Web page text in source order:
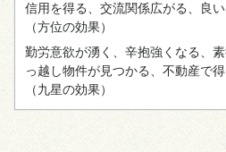
信用を得る、交流関係広がる、良
（方位の効果）
勤労意欲が湧く、辛抱強くなる、
っ越し物件が見つかる、不動産で
（九星の効果）